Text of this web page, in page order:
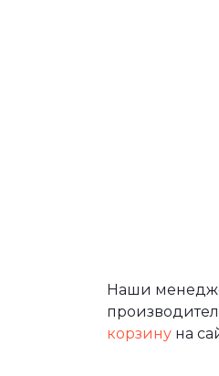
Наши
корзину на